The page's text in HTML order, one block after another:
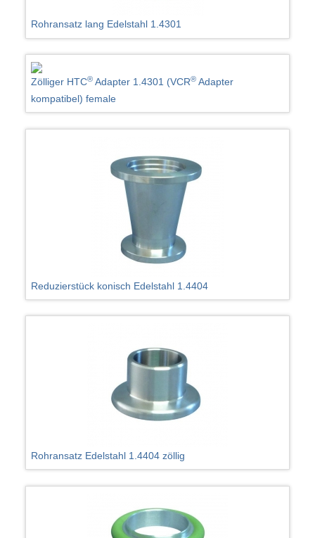
Rohransatz lang Edelstahl 1.4301
Zölliger HTC® Adapter 1.4301 (VCR® Adapter
kompatibel) female
Reduzierstück konisch Edelstahl 1.4404
Rohransatz Edelstahl 1.4404 zöllig